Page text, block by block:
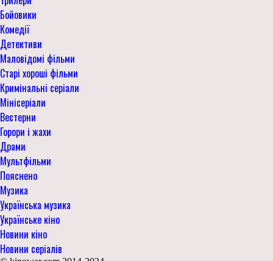
Бойовики
Комедії
Детективи
Маловідомі фільми
Старі хороші фільми
Кримінальні серіали
Мінісеріали
Вестерни
Горори і жахи
Драми
Мультфільми
Пояснено
Музика
Українська музика
Українське кіно
Новини кіно
Новини серіалів